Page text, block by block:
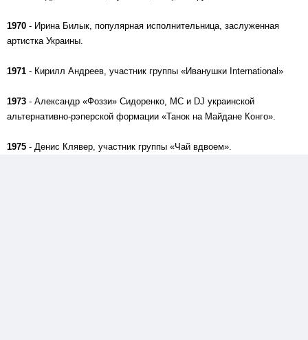
1970 - Ирина Билык, популярная исполнительница, заслуженная
артистка Украины.
1971 - Кирилл Андреев, участник группы «Иванушки International»
1973 - Александр «Фоззи» Сидоренко, MC и DJ украинской
альтернативно-рэперской формации «Танок на Майдане Конго».
1975 - Денис Клявер, участник группы «Чай вдвоем».